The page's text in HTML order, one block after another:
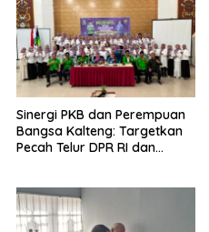
Sinergi PKB dan Perempuan
Bangsa Kalteng: Targetkan
Pecah Telur DPR RI dan